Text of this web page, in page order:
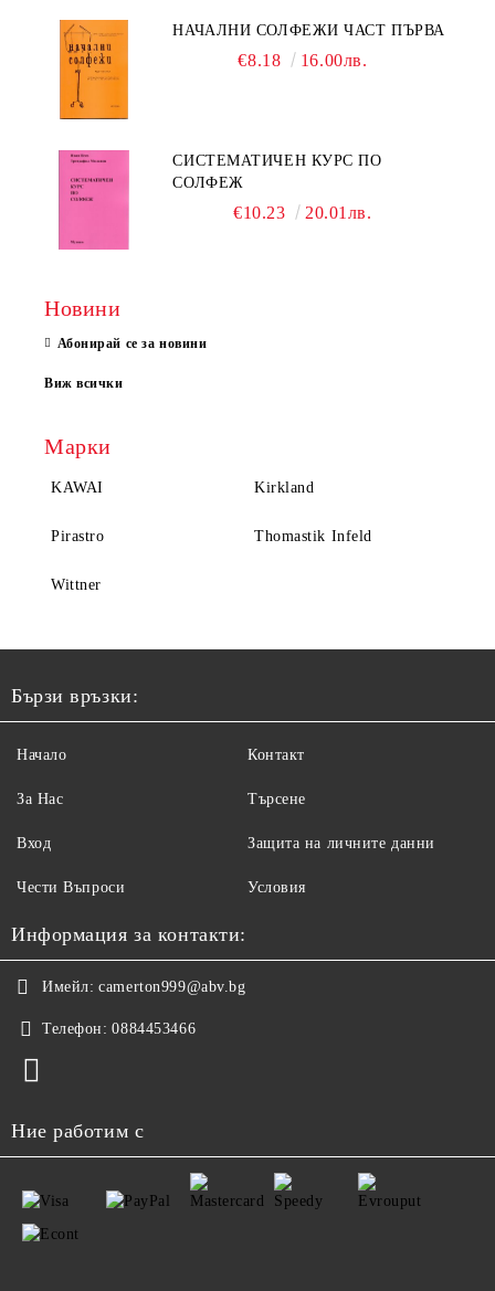
НАЧАЛНИ СОЛФЕЖИ ЧАСТ ПЪРВА
€8.18 16.00лв.
СИСТЕМАТИЧЕН КУРС ПО
СОЛФЕЖ
€10.23 20.01лв.
Новини
Абонирай се за новини
Виж всички
Марки
KAWAI Kirkland
Pirastro Thomastik Infeld
Wittner
Бързи връзки:
Начало
За Нас
Вход
Чести Въпроси
Контакт
Търсене
Защита на личните данни
Условия
Информация за контакти:
Имейл: camerton999@abv.bg
Телефон: 0884453466
Ние работим с